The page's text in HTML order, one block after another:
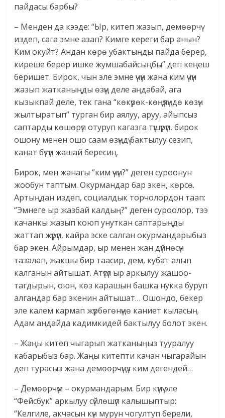
пайдасы барбы?
– Менден да кээде: “Ыр, китеп жазып, демөөрчү
издеп, сага эмне азап? Кимге кереги бар анын?
Ким окуйт? Андан көрө убактыңды пайда берер,
киреше берер ишке жумшабайсыңбы” деп кеңеш
беришет. Бирок, чын эле эмне үчүн жана ким үчүн
жазып жатканыңды өзүң деле аңдабай, ага
кызыкпай деле, тек гана “көкүрөк-көңүлүңдө көзүн
жылтыратып” турган бир аялуу, аруу, айыпсыз
саптарды көшөрүп отуруп кагазга түшүрүп, бирок
ошону менен ошо саам өзүңдү бактылуу сезип,
канат бүтүп жашай бересиң.
Бирок, мен жанагы “ким үчүн?” деген суроонун
жообун таптым. Окурмандар бар экен, көрсө.
Артыңдан издеп, социалдык торчолордон таап:
“Эмнеге ыр жазбай калдың?” деген суроолор, тээ
качанкы жазып коюп унуткан саптарыңды
жаттап жүрүп, кайра эске салган окурмандарыбыз
бар экен. Айрымдар, ыр менен жан дүйнөсүн
тазалап, жакшы бир таасир, дем, кубат алып
калганын айтышат. Атүгүл ыр аркылуу жашоо-
тагдырын, оюн, көз карашын башка нукка буруп
алгандар бар экенин айтышат… Ошондо, бекер
эле калем кармап жүрбөгөнүңө каниет кыласың.
Адам андайда кадимкидей бактылуу болот экен.
– Жаңы китеп чыгарып жатканыңыз тууралуу
кабарыбыз бар. Жаңы китепти качан чыгарайын
деп турасыз жана демөөрчүңүз ким дегендей…
– Демөөрчүм – окурмандарым. Бир күнү эле
“Фейсбук” аркылуу сүйлөшүп калышыптыр:
“Келгиле, акчасын күн мурун чогултуп берели,